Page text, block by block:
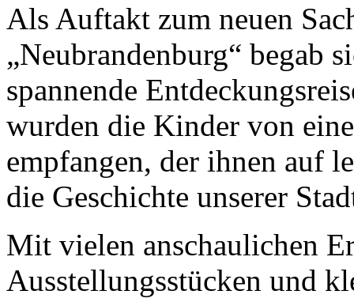
Als Auftakt zum neuen
„Neubrandenburg“ begab
spannende
wurden die Kinder von
empfangen, der ihnen auf
die Geschichte unserer
Mit vielen anschaulichen
Ausstellungsstücken und